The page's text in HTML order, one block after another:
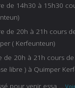
de 14h30 à 15h30
de 20h à 21h cours
( Kerfeunteun)
de 20h à 21h cours
libre ) à Quimper
pour venir essa ...